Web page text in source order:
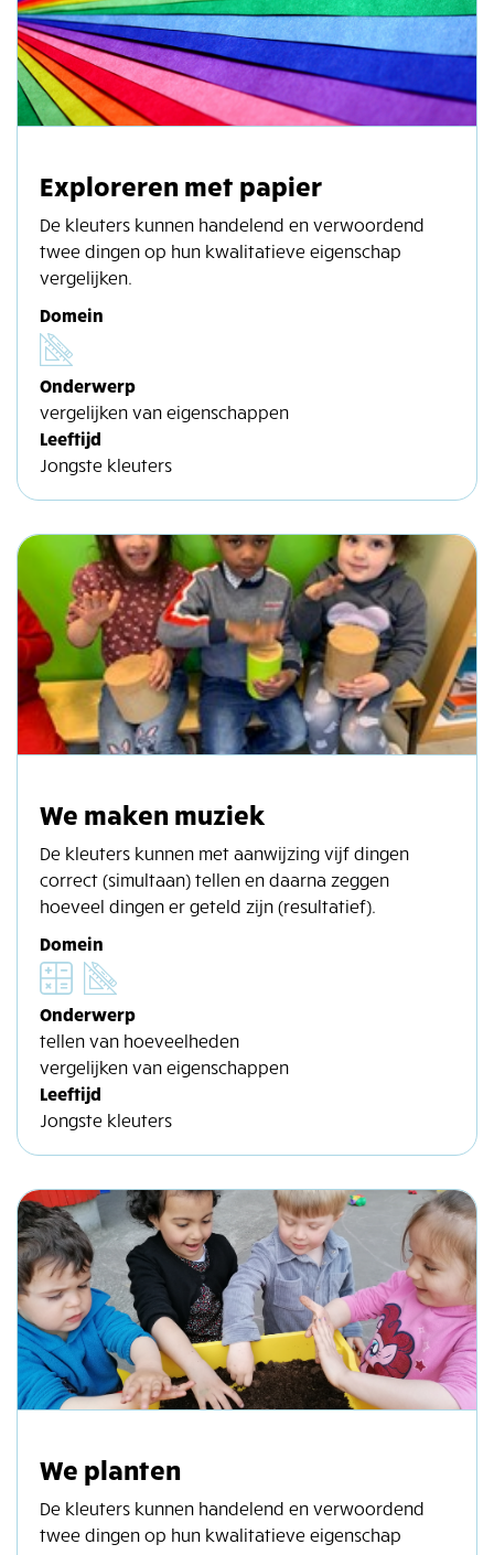
Exploreren met papier
De kleuters kunnen handelend en verwoordend
twee dingen op hun kwalitatieve eigenschap
vergelijken.
Domein
Onderwerp
vergelijken van eigenschappen
Leeftijd
Jongste kleuters
We maken muziek
De kleuters kunnen met aanwijzing vijf dingen
correct (simultaan) tellen en daarna zeggen
hoeveel dingen er geteld zijn (resultatief).
Domein
Onderwerp
tellen van hoeveelheden
vergelijken van eigenschappen
Leeftijd
Jongste kleuters
We planten
De kleuters kunnen handelend en verwoordend
twee dingen op hun kwalitatieve eigenschap